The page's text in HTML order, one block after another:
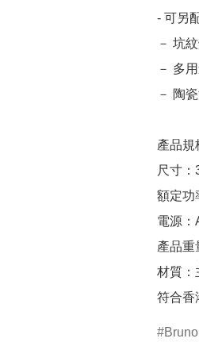
- 可另
－ 坑
－ 多
－ 陶
產品規
尺寸：
額定功
電源：
產品重
材質：
符合香
Bruno